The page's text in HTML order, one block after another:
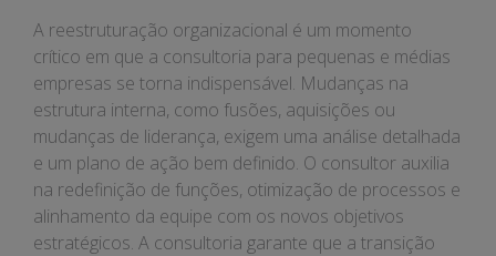
A reestruturação organizacional é um momento
crítico em que a consultoria para pequenas e médias
empresas se torna indispensável. Mudanças na
estrutura interna, como fusões, aquisições ou
mudanças de liderança, exigem uma análise detalhada
e um plano de ação bem definido. O consultor auxilia
na redefinição de funções, otimização de processos e
alinhamento da equipe com os novos objetivos
estratégicos. A consultoria garante que a transição